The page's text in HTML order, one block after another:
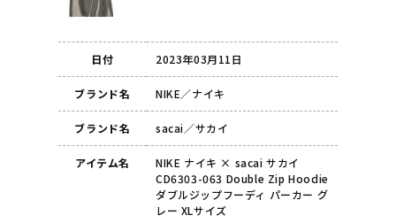
日付 2023年03月11日
ブランド名 NIKE／ナイキ
ブランド名 sacai／サカイ
アイテム名
NIKE ナイキ × sacai サカイ
CD6303-063 Double Zip Hoodie
ダブルジップフーディ パーカー グ
レー XLサイズ